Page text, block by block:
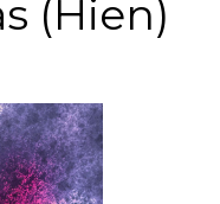
(Hien)